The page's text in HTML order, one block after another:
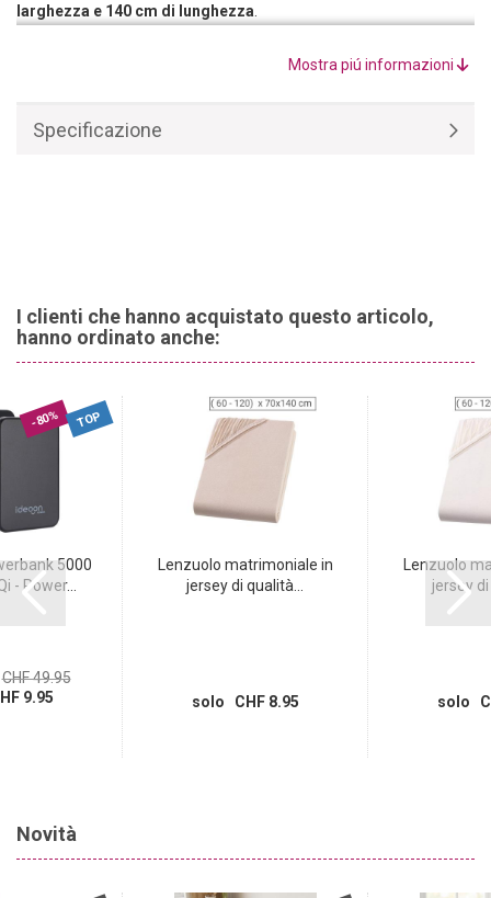
larghezza e 140 cm di lunghezza
e garantisce un sonno piacevole in
Mostra piú informazioni
Specificazione
I clienti che hanno acquistato questo articolo,
hanno ordinato anche:
-80% TOP
5000
- Power...
CHF 49.95
9.95
Lenzuolo matrimoniale in
jersey di qualità...
solo CHF 8.95
Lenzuolo
jersey
solo
Novità